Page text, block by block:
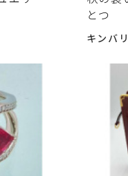
とつ
キンバ